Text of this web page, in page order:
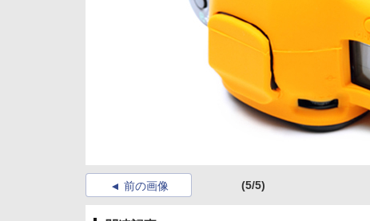
前の画像 (5/5)